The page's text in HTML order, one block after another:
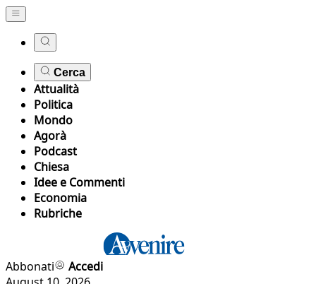
Cerca
Attualità
Politica
Mondo
Agorà
Podcast
Chiesa
Idee e Commenti
Economia
Rubriche
Abbonati
Accedi